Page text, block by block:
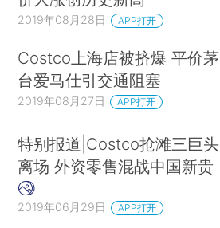
2019年08月28日 APP打开
Costco上海店被挤爆 平价茅
台爱马仕引交通阻塞
2019年08月27日 APP打开
特别报道|Costco抢滩三巨头
离场 外资零售混战中国新贵
2019年06月29日 APP打开